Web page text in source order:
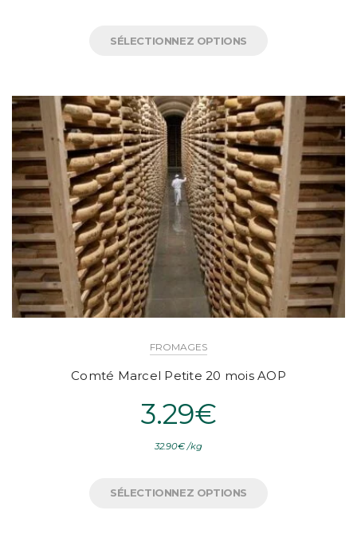
SÉLECTIONNEZ OPTIONS
FROMAGES
Comté Marcel Petite 20 mois AOP
3.29€
32.90€ /kg
SÉLECTIONNEZ OPTIONS